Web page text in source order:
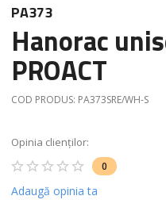
PA373
Hanorac
PROACT
COD PRODUS: PA373SRE/WH-S
Opinia clienților:
0
Adaugă opinia ta